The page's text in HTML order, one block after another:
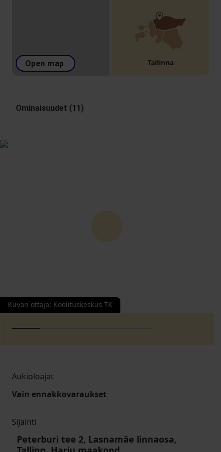
Open map Tallinna
Ominaisuudet (11)
Kuvan ottaja: Koolituskeskus TK
Aukioloajat
Vain ennakkovaraukset
Sijainti
Peterburi tee 2, Lasnamäe linnaosa,